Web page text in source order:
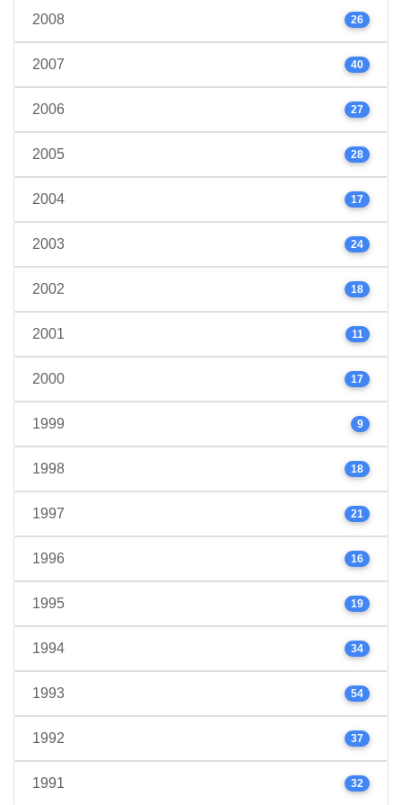
2008 26
2007 40
2006 27
2005 28
2004 17
2003 24
2002 18
2001 11
2000 17
1999 9
1998 18
1997 21
1996 16
1995 19
1994 34
1993 54
1992 37
1991 32